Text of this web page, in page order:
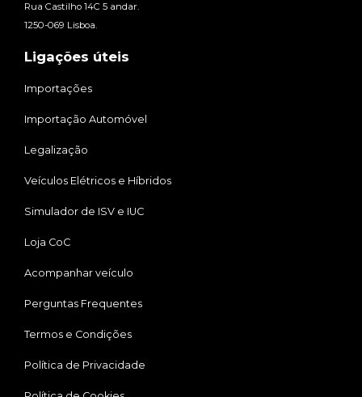
Rua Castilho 14C 5 andar.
1250-069 Lisboa.
Ligações úteis
Importações
Importação Automóvel
Legalização
Veículos Elétricos e Híbridos
Simulador de ISV e IUC
Loja CoC
Acompanhar veículo
Perguntas Frequentes
Termos e Condições
Política de Privacidade